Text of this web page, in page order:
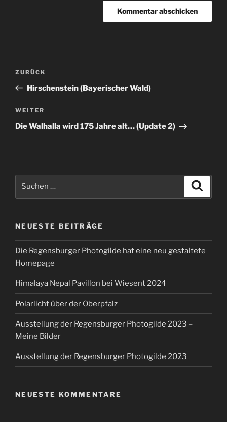
Beitragsnavigation
Vorheriger
Beitrag
ZURÜCK
Hirschenstein (Bayerischer Wald)
Nächster
Beitrag
WEITER
Die Walhalla wird 175 Jahre alt… (Update 2)
NEUESTE BEITRÄGE
Die Regensburger Photogilde hat eine neu gestaltete
Homepage
Himalaya Nepal Pavillon bei Wiesent 2024
Polarlicht über der Oberpfalz
Ausstellung der Regensburger Photogilde 2023 –
Meine Bilder
Ausstellung der Regensburger Photogilde 2023
NEUESTE KOMMENTARE